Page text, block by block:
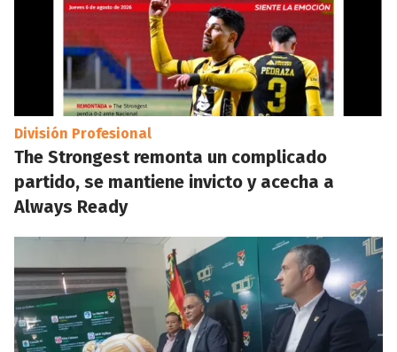
División Profesional
The Strongest remonta un complicado
partido, se mantiene invicto y acecha a
Always Ready